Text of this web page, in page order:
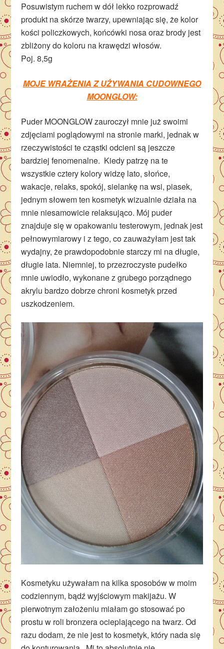
Posuwistym ruchem w dół lekko rozprowadź
produkt na skórze twarzy, upewniając się, że kolor
kości policzkowych, końcówki nosa oraz brody jest
zbliżony do koloru na krawędzi włosów.
Poj. 8,5g
MOJE WRAŻENIA Z UŻYWANIA CUDOWNEGO
MOONGLOW:
Puder MOONGLOW zauroczył mnie już swoimi
zdjęciami poglądowymi na stronie marki, jednak w
rzeczywistości te cząstki odcieni są jeszcze
bardziej fenomenalne. Kiedy patrzę na te
wszystkie cztery kolory widzę lato, słońce,
wakacje, relaks, spokój, sielankę na wsi, piasek,
jednym słowem ten kosmetyk wizualnie działa na
mnie niesamowicie relaksująco. Mój puder
znajduje się w opakowaniu testerowym, jednak jest
pełnowymiarowy i z tego, co zauważyłam jest tak
wydajny, że prawdopodobnie starczy mi na długie,
długie lata. Niemniej, to przezroczyste pudełko
mnie uwiodło, wykonane z grubego porządnego
akrylu bardzo dobrze chroni kosmetyk przed
uszkodzeniem.
Kosmetyku używałam na kilka sposobów w moim
codziennym, bądź wyjściowym makijażu. W
pierwotnym założeniu miałam go stosować po
prostu w roli bronzera ocieplającego na twarz. Od
razu dodam, że nie jest to kosmetyk, który nada się